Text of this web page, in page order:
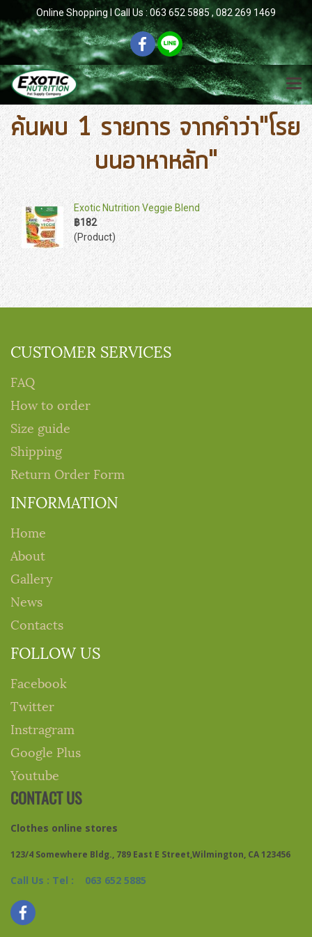
Online Shopping l Call Us : 063 652 5885 , 082 269 1469
ค้นพบ 1 รายการ จากคำว่า"โรย
บนอาหาหลัก"
Exotic Nutrition Veggie Blend
฿182
(Product)
CUSTOMER SERVICES
FAQ
How to order
Size guide
Shipping
Return Order Form
INFORMATION
Home
About
Gallery
News
Contacts
FOLLOW US
Facebook
Twitter
Instragram
Google Plus
Youtube
CONTACT US
Clothes online stores
123/4 Somewhere Bldg., 789 East E Street,Wilmington, CA 123456
Call Us : Tel : 063 652 5885